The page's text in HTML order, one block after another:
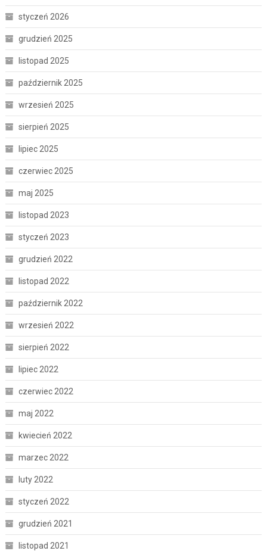
styczeń 2026
grudzień 2025
listopad 2025
październik 2025
wrzesień 2025
sierpień 2025
lipiec 2025
czerwiec 2025
maj 2025
listopad 2023
styczeń 2023
grudzień 2022
listopad 2022
październik 2022
wrzesień 2022
sierpień 2022
lipiec 2022
czerwiec 2022
maj 2022
kwiecień 2022
marzec 2022
luty 2022
styczeń 2022
grudzień 2021
listopad 2021